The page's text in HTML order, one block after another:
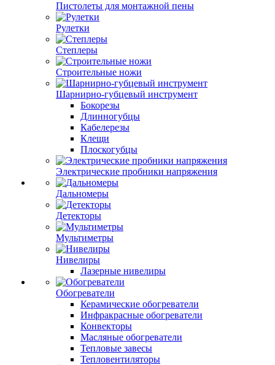
Пистолеты для монтажной пены
Рулетки
Степлеры
Строительные ножи
Шарнирно-губцевый инструмент
Бокорезы
Длинногубцы
Кабелерезы
Клещи
Плоскогубцы
Электрические пробники напряжения
Дальномеры
Детекторы
Мультиметры
Нивелиры
Лазерные нивелиры
Обогреватели
Керамические обогреватели
Инфракрасные обогреватели
Конвекторы
Масляные обогреватели
Тепловые завесы
Тепловентиляторы